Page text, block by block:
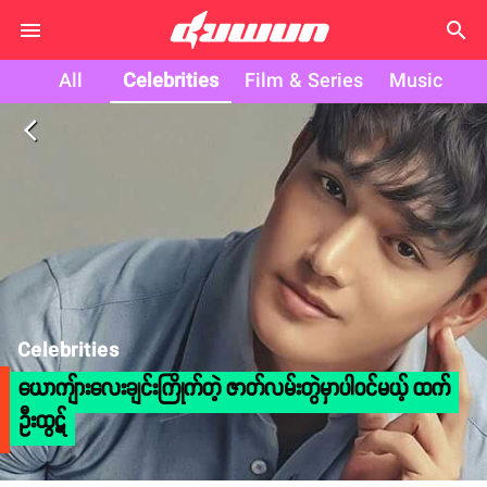
search
All Celebrities Film & Series Music
arrow_back_ios
Celebrities
ယောကျ်ားလေးချင်းကြိုက်တဲ့ ဇာတ်လမ်းတွဲမှာပါဝင်မယ့် ထက်
ဦးထွဋ်